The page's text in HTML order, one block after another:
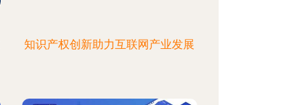
知识产权创新助力互联网产业发展